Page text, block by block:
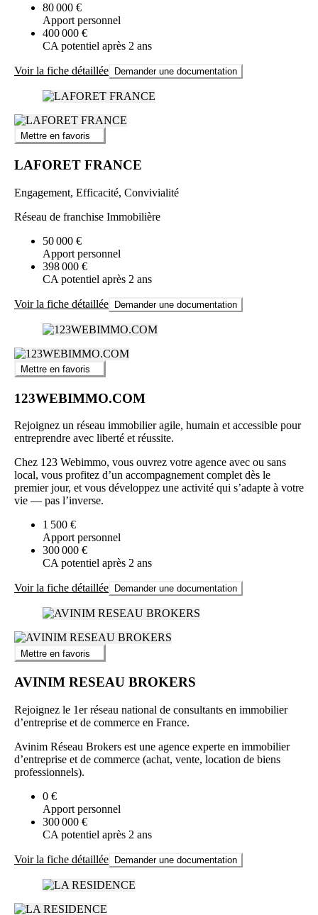
80 000 €
Apport personnel
400 000 €
CA potentiel après 2 ans
Voir la fiche détaillée Demander une documentation
Mettre en favoris
LAFORET FRANCE
Engagement, Efficacité, Convivialité
Réseau de franchise Immobilière
50 000 €
Apport personnel
398 000 €
CA potentiel après 2 ans
Voir la fiche détaillée Demander une documentation
Mettre en favoris
123WEBIMMO.COM
Rejoignez un réseau immobilier agile, humain et accessible pour
entreprendre avec liberté et réussite.
Chez 123 Webimmo, vous ouvrez votre agence avec ou sans
local, vous profitez d’un accompagnement complet dès le
premier jour, et vous développez une activité qui s’adapte à votre
vie — pas l’inverse.
1 500 €
Apport personnel
300 000 €
CA potentiel après 2 ans
Voir la fiche détaillée Demander une documentation
Mettre en favoris
AVINIM RESEAU BROKERS
Rejoignez le 1er réseau national de consultants en immobilier
d’entreprise et de commerce en France.
Avinim Réseau Brokers est une agence experte en immobilier
d’entreprise et de commerce (achat, vente, location de biens
professionnels).
0 €
Apport personnel
300 000 €
CA potentiel après 2 ans
Voir la fiche détaillée Demander une documentation